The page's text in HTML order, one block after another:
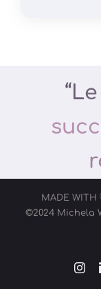
MADE WITH
©2024 Michela